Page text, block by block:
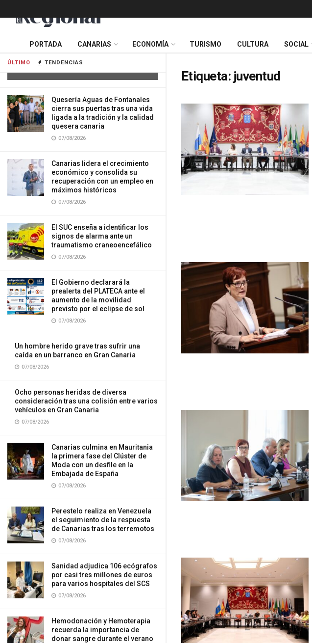
ÚLTIMO TENDENCIAS
impactar su vehículo contra una
Quesería Aguas de Fontanales
cierra sus puertas tras una vida
ligada a la tradición y la calidad
quesera canaria
07/08/2026
Canarias lidera el crecimiento
económico y consolida su
recuperación con un empleo en
máximos históricos
07/08/2026
El SUC enseña a identificar los
signos de alarma ante un
traumatismo craneoencefálico
07/08/2026
El Gobierno declarará la
prealerta del PLATECA ante el
aumento de la movilidad
previsto por el eclipse de sol
07/08/2026
Un hombre herido grave tras sufrir una
caída en un barranco en Gran Canaria
07/08/2026
Ocho personas heridas de diversa
consideración tras una colisión entre varios
vehículos en Gran Canaria
07/08/2026
Canarias culmina en Mauritania
la primera fase del Clúster de
Moda con un desfile en la
Embajada de España
07/08/2026
Perestelo realiza en Venezuela
el seguimiento de la respuesta
de Canarias tras los terremotos
07/08/2026
Sanidad adjudica 106 ecógrafos
por casi tres millones de euros
para varios hospitales del SCS
07/08/2026
Hemodonación y Hemoterapia
recuerda la importancia de
donar sangre durante el verano
PORTADA CANARIAS ECONOMÍA TURISMO CULTURA SOCIAL
Etiqueta: juventud